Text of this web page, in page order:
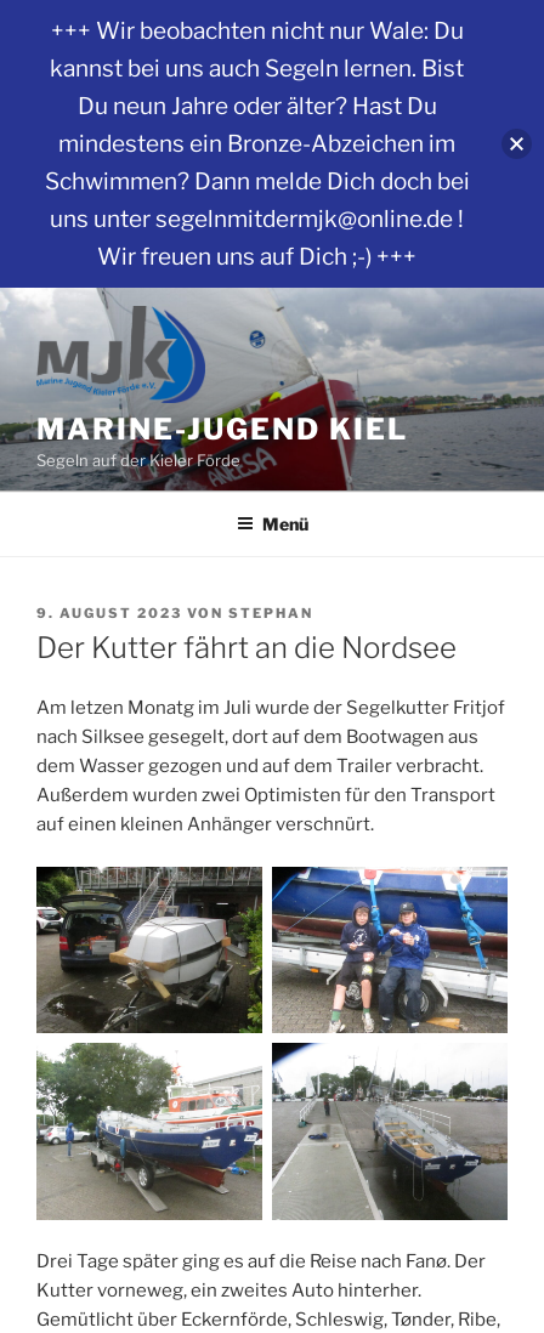
Zum
Inhalt
springen
MARINE-JUGEND KIEL
Segeln auf der Kieler Förde
Menü
VERÖFFENTLICHT
AM
9. AUGUST 2023 VON STEPHAN
Der Kutter fährt an die Nordsee
Am letzen Monatg im Juli wurde der Segelkutter Fritjof
nach Silksee gesegelt, dort auf dem Bootwagen aus
dem Wasser gezogen und auf dem Trailer verbracht.
Außerdem wurden zwei Optimisten für den Transport
auf einen kleinen Anhänger verschnürt.
Drei Tage später ging es auf die Reise nach Fanø. Der
Kutter vorneweg, ein zweites Auto hinterher.
Gemütlicht über Eckernförde, Schleswig, Tønder, Ribe,
+++ Wir beobachten nicht nur Wale: Du
kannst bei uns auch Segeln lernen. Bist
Du neun Jahre oder älter? Hast Du
mindestens ein Bronze-Abzeichen im
Schwimmen? Dann melde Dich doch bei
uns unter segelnmitdermjk@online.de !
Wir freuen uns auf Dich ;-) +++